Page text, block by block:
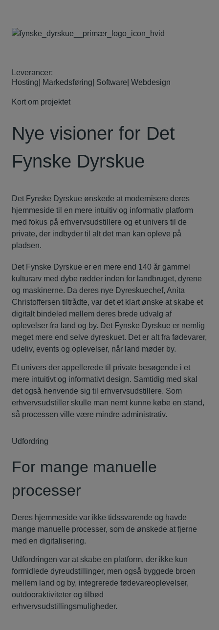
Leverancer:
Hosting
Markedsføring Software Webdesign
Kort om projektet
Nye visioner for Det
Fynske Dyrskue
Det Fynske Dyrskue ønskede at modernisere deres
hjemmeside til en mere intuitiv og informativ platform
med fokus på erhvervsudstillere og et univers til de
private, der indbyder til alt det man kan opleve på
pladsen.
Det Fynske Dyrskue er en mere end 140 år gammel
kulturarv med dybe rødder inden for landbruget, dyrene
og maskinerne. Da deres nye Dyreskuechef, Anita
Christoffersen tiltrådte, var det et klart ønske at skabe et
digitalt bindeled mellem deres brede udvalg af
oplevelser fra land og by. Det Fynske Dyrskue er nemlig
meget mere end selve dyreskuet. Det er alt fra fødevarer,
udeliv, events og oplevelser, når land møder by.
Et univers der appellerede til private besøgende i et
mere intuitivt og informativt design. Samtidig med skal
det også henvende sig til erhvervsudstillere. Som
erhvervsudstiller skulle man nemt kunne købe en stand,
så processen ville være mindre administrativ.
Udfordring
For mange manuelle
processer
Deres hjemmeside var ikke tidssvarende og havde
mange manuelle processer, som de ønskede at fjerne
med en digitalisering.
Udfordringen var at skabe en platform, der ikke kun
formidlede dyreudstillinger, men også byggede broen
mellem land og by, integrerede fødevareoplevelser,
outdooraktiviteter og tilbød
erhvervsudstillingsmuligheder.